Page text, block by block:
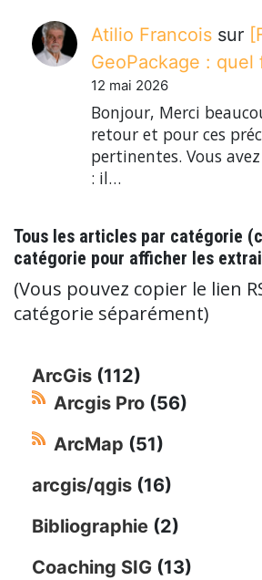
Atilio Francois sur
GeoPackage : quel
12 mai 2026
Bonjour, Merci
retour et pour ces
pertinentes. Vous
: il…
Tous les articles par catégorie
catégorie pour afficher les
(Vous pouvez copier le lien
catégorie séparément)
ArcGis (112)
Arcgis Pro (56)
ArcMap (51)
arcgis/qgis (16)
Bibliographie (2)
Coaching SIG (13)